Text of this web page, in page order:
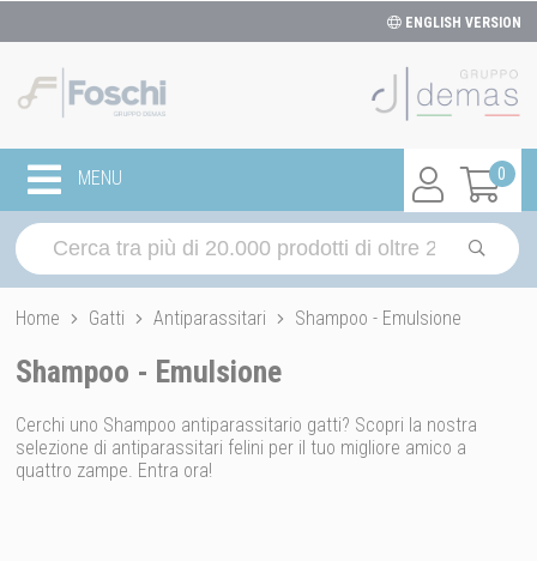
ENGLISH VERSION
0
MENU
Home Gatti Antiparassitari Shampoo - Emulsione
Shampoo - Emulsione
Cerchi uno Shampoo antiparassitario gatti? Scopri la nostra
selezione di antiparassitari felini per il tuo migliore amico a
quattro zampe. Entra ora!